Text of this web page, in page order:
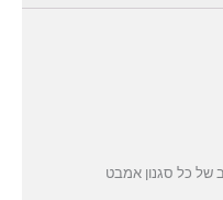
של כל סגנון אמבט